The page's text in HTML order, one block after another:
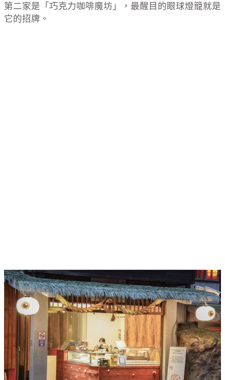
第二家是「巧克力咖啡魔坊」，最醒目的眼球燈籠就是
它的招牌。